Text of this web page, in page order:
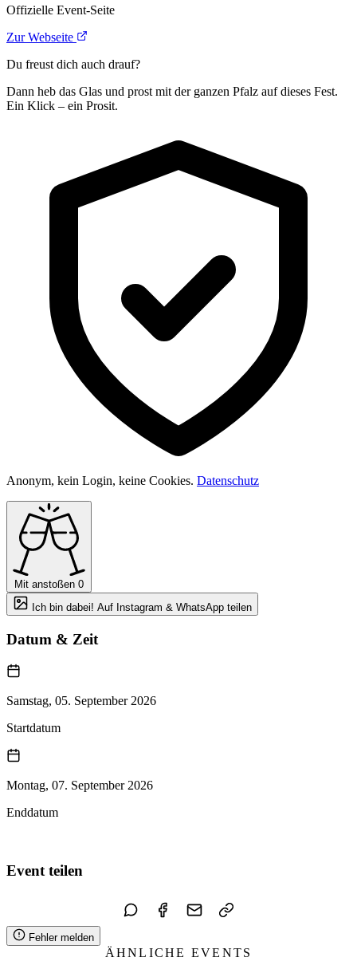
Offizielle Event-Seite
Zur Webseite
Du freust dich auch drauf?
Dann heb das Glas und prost mit der ganzen Pfalz auf dieses Fest.
Ein Klick – ein Prosit.
Anonym, kein Login, keine Cookies. Datenschutz
Mit anstoßen 0
Ich bin dabei! Auf Instagram & WhatsApp teilen
Datum & Zeit
Samstag, 05. September 2026
Startdatum
Montag, 07. September 2026
Enddatum
Event teilen
Fehler melden
ÄHNLICHE EVENTS